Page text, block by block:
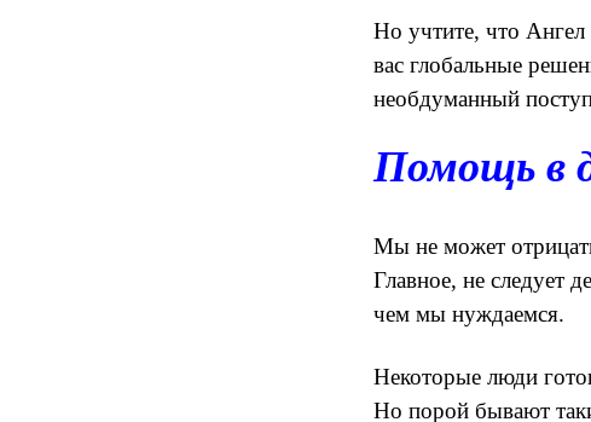
Но учтите, что Ангел
вас глобальные
необдуманный
Помощь в
Мы не может
Главное, не следует
чем мы нуждаемся.
Некоторые люди
Но порой бывают